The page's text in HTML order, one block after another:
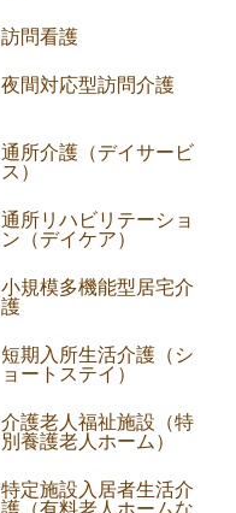
訪問看護
夜間対応型訪問介護
通所介護（デイサービ
ス）
通所リハビリテーショ
ン（デイケア）
小規模多機能型居宅介
護
短期入所生活介護（シ
ョートステイ）
介護老人福祉施設（特
別養護老人ホーム）
特定施設入居者生活介
護（有料老人ホームな